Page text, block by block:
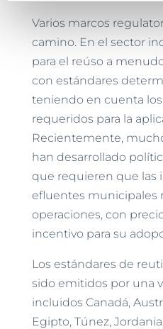
Varios marcos
camino. En el sector
para el reúso a
con estándares
teniendo en cuenta
requeridos para la
Recientemente,
han desarrollado
que requieren que las
efluentes municipales
operaciones, con
incentivo para su
Los estándares de
sido emitidos por una
incluidos Canadá,
Egipto, Túnez,